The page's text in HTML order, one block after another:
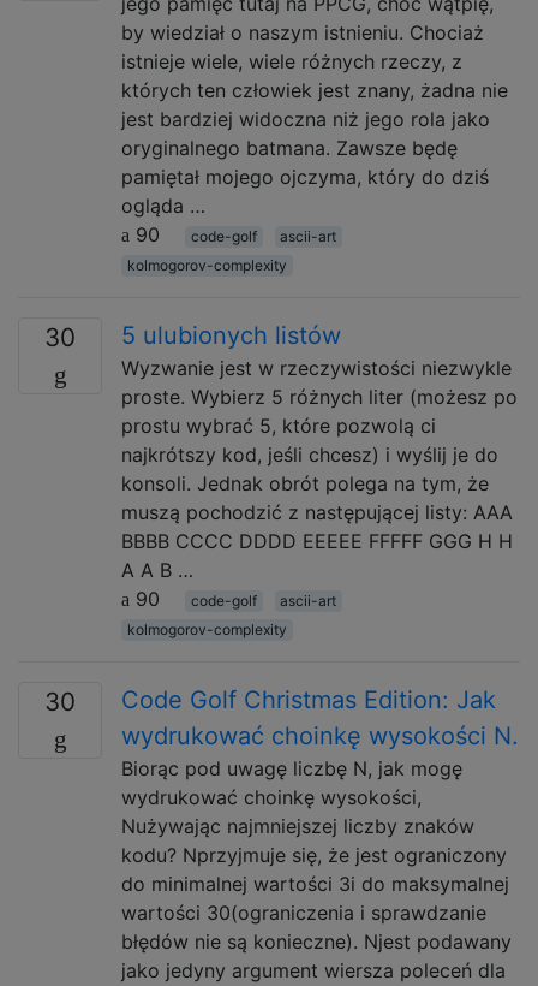
by wiedział o naszym istnieniu. Chociaż
istnieje wiele, wiele różnych rzeczy, z
których ten człowiek jest znany, żadna nie
jest bardziej widoczna niż jego rola jako
oryginalnego batmana. Zawsze będę
pamiętał mojego ojczyma, który do dziś
ogląda …
90
code-golf
ascii-art
kolmogorov-complexity
30 5 ulubionych listów
Wyzwanie jest w rzeczywistości niezwykle
proste. Wybierz 5 różnych liter (możesz po
prostu wybrać 5, które pozwolą ci
najkrótszy kod, jeśli chcesz) i wyślij je do
konsoli. Jednak obrót polega na tym, że
muszą pochodzić z następującej listy: AAA
BBBB CCCC DDDD EEEEE FFFFF GGG H H
A A B …
90
code-golf
ascii-art
kolmogorov-complexity
30
Code Golf Christmas Edition: Jak
wydrukować choinkę wysokości N.
Biorąc pod uwagę liczbę N, jak mogę
wydrukować choinkę wysokości,
Nużywając najmniejszej liczby znaków
kodu? Nprzyjmuje się, że jest ograniczony
do minimalnej wartości 3i do maksymalnej
wartości 30(ograniczenia i sprawdzanie
błędów nie są konieczne). Njest podawany
jako jedyny argument wiersza poleceń dla